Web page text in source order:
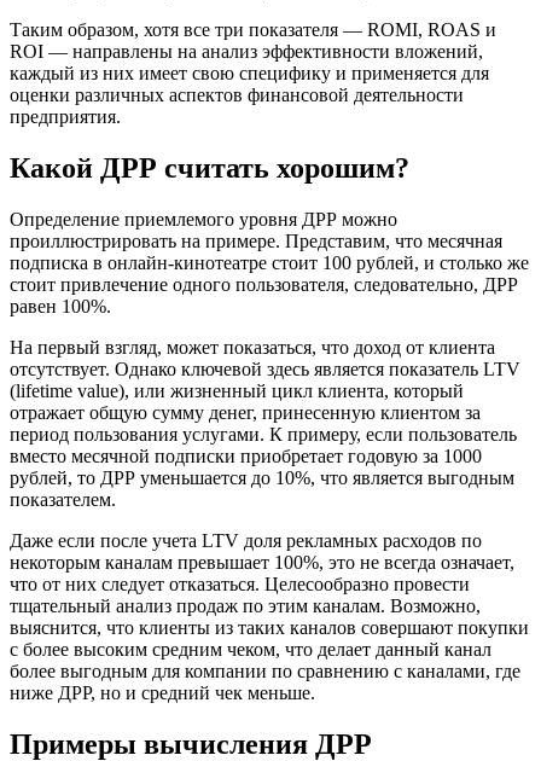
Таким образом, хотя все три показателя — ROMI, ROAS и
ROI — направлены на анализ эффективности вложений,
каждый из них имеет свою специфику и применяется для
оценки различных аспектов финансовой деятельности
предприятия.
Какой ДРР считать хорошим?
Определение приемлемого уровня ДРР можно
проиллюстрировать на примере. Представим, что месячная
подписка в онлайн-кинотеатре стоит 100 рублей, и столько же
стоит привлечение одного пользователя, следовательно, ДРР
равен 100%.
На первый взгляд, может показаться, что доход от клиента
отсутствует. Однако ключевой здесь является показатель LTV
(lifetime value), или жизненный цикл клиента, который
отражает общую сумму денег, принесенную клиентом за
период пользования услугами. К примеру, если пользователь
вместо месячной подписки приобретает годовую за 1000
рублей, то ДРР уменьшается до 10%, что является выгодным
показателем.
Даже если после учета LTV доля рекламных расходов по
некоторым каналам превышает 100%, это не всегда означает,
что от них следует отказаться. Целесообразно провести
тщательный анализ продаж по этим каналам. Возможно,
выяснится, что клиенты из таких каналов совершают покупки
с более высоким средним чеком, что делает данный канал
более выгодным для компании по сравнению с каналами, где
ниже ДРР, но и средний чек меньше.
Примеры вычисления ДРР